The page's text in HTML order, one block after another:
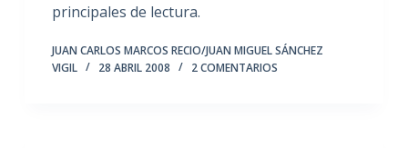
principales de lectura.
JUAN CARLOS MARCOS RECIO/JUAN MIGUEL SÁNCHEZ
VIGIL
28 ABRIL 2008 2 COMENTARIOS